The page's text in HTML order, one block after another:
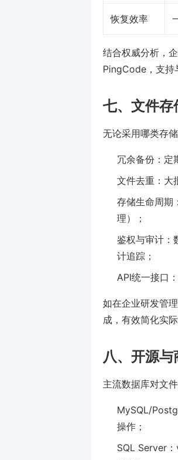
恢复效率
结合权威分析，
PingCode，支持
七、文件存
无论采用哪类存
冗余备份：定
文件去重：大
存储生命周期
理）；
鉴权与审计：
计追踪；
API统一接口
如在企业研发管
成，有效简化实
八、开源
主流数据库对文
MySQL/
操作；
SQL Server